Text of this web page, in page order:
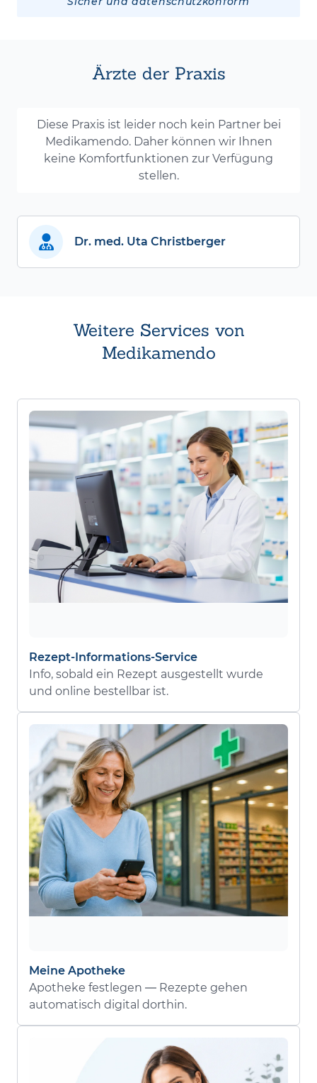
Ärzte der Praxis
Diese Praxis ist leider noch kein Partner bei
Medikamendo. Daher können wir Ihnen
keine Komfortfunktionen zur Verfügung
stellen.
Dr. med. Uta Christberger
Weitere Services von
Medikamendo
Rezept-Informations-Service
Info, sobald ein Rezept ausgestellt wurde
und online bestellbar ist.
Meine Apotheke
Apotheke festlegen — Rezepte gehen
automatisch digital dorthin.